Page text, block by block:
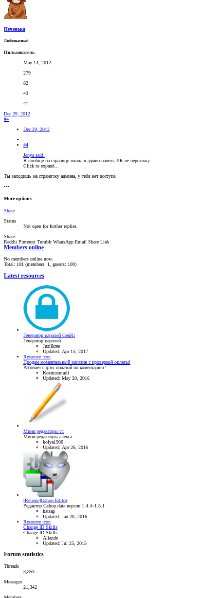
Печенька
Любопытный
Пользователь
May 14, 2012
279
82
43
41
Dec 29, 2012
#4
Dec 29, 2012
#4
Jenya said:
Я вообще на страницу входа в админ панель ЛК не перехожу.
Click to expand...
Ты заходишь на страничку админа, у тебя нет доступа.
•••
More options
Share
Status
Not open for further replies.
Share:
Reddit Pinterest Tumblr WhatsApp Email Share Link
Members online
No members online now.
Total: 101 (members: 1, guests: 100)
Latest resources
Генератор паролей GenRi
Генератор паролей
Juzilkree
Updated: Apr 15, 2017
Resource icon
Продам моментальный магазин с проверкой оплаты!
Работает с qiwi оплатой по коментарию !
Kosmosmarli
Updated: May 20, 2016
Мини редакторы v1
Мини редакторы алекса
kolya1900
Updated: Apr 26, 2016
[Release]Gshop Editor
Редактор Gshop.data версии 1.4.4~1.5.1
katsap
Updated: Jan 20, 2016
Resource icon
Change ID Skills
Change ID Skills
Aliande
Updated: Jul 25, 2015
Forum statistics
Threads
3,853
Messages
21,342